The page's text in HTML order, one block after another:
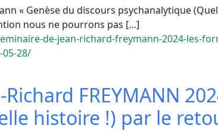
« Genèse du discours psychanalytique
nous ne pourrons pas […]
de-jean-richard-freymann-2024-les-
28/
FREYMANN
histoire !) par le